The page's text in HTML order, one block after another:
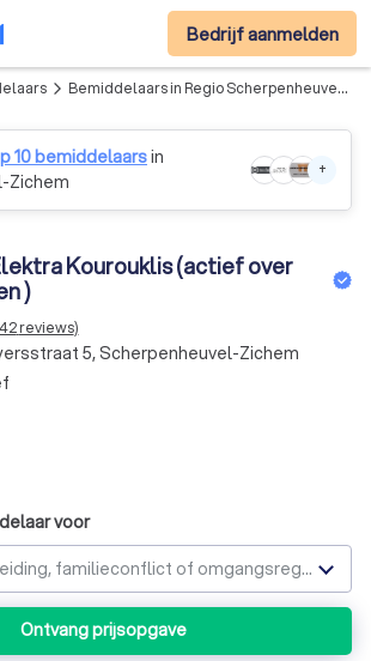
Bedrijf aanmelden
arrow_forward_ios Bemiddelaars in Regio Scherpenheuvel-zichem-scherpenheuvel
10 bemiddelaarsin
Zichem
+
Kourouklis (actief over
)
reviews)
5, Scherpenheuvel-Zichem
voor
Kies uit bijv. scheiding, familieconflict of omgangsregeling
Ontvang prijsopgave